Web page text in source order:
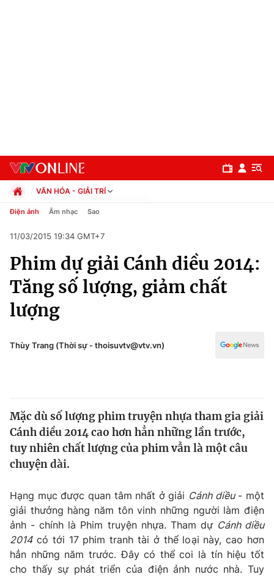
Chuyên mục
Chính trị
Xã hội
Pháp luật
Thế giới
Tin tức
Thế giới đó đây
Câu chuyện quốc tế
Kinh tế
Thị trường
Góc doanh nghiệp
Dữ liệu và đời sống
Truyền hình
Phim VTV
Giải trí
VĂN HÓA - GIẢI TRÍ
Chính trị
Pháp luật
Kinh tế
Thể thao
Truyền hình
Văn hóa - Giải trí
Y tế
Công nghệ
Điện ảnh Âm nhạc Sao
11/03/2015 19:34 GMT+7
Phim dự giải Cánh diều 2014:
Tăng số lượng, giảm chất
lượng
Thùy Trang (Thời sự - thoisuvtv@vtv.vn)
Mặc dù số lượng phim truyện nhựa tham gia giải
Cánh diều 2014 cao hơn hẳn những lần trước,
tuy nhiên chất lượng của phim vẫn là một câu
chuyện dài.
Hạng mục được quan tâm nhất ở giải Cánh diều- một
giải thưởng hàng năm tôn vinh những người làm điện
ảnh - chính là Phim truyện nhựa. Tham dự Cánh diều
2014có tới 17 phim tranh tài ở thể loại này, cao hơn
hẳn những năm trước. Đây có thể coi là tín hiệu tốt
cho thấy sự phát triển của điện ảnh nước nhà. Tuy